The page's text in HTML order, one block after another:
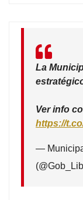
La
Ver info
https://
—